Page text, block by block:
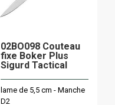
02BO098 Couteau
fixe Boker Plus
Sigurd Tactical
lame de 5,5 cm - Manche
D2